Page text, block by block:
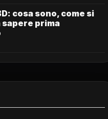
cosa sono, come si
sapere prima